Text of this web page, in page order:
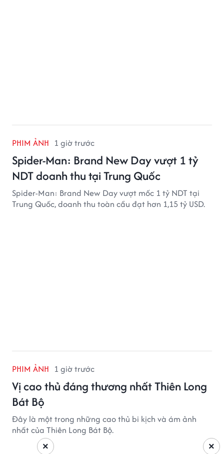
PHIM ẢNH 1 giờ trước
Spider-Man: Brand New Day vượt 1 tỷ
NDT doanh thu tại Trung Quốc
Spider-Man: Brand New Day vượt mốc 1 tỷ NDT tại
Trung Quốc, doanh thu toàn cầu đạt hơn 1,15 tỷ USD.
PHIM ẢNH 1 giờ trước
Vị cao thủ đáng thương nhất Thiên Long
Bát Bộ
Đây là một trong những cao thủ bi kịch và ám ảnh
nhất của Thiên Long Bát Bộ.
×
×